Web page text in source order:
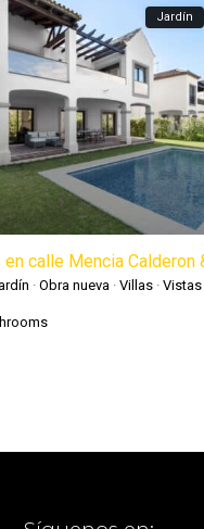
Jardín
calle Mencia Calderon
· Obra nueva · Villas · Vistas